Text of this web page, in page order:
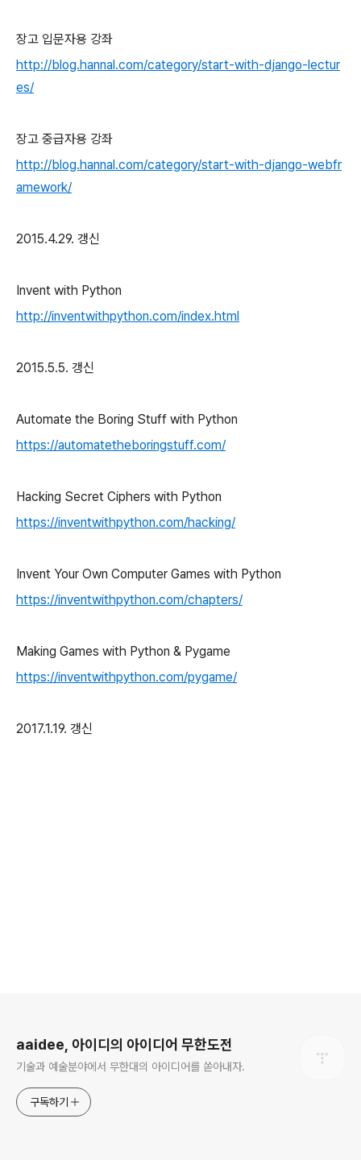
장고 입문자용 강좌
http://blog.hannal.com/category/start-with-django-lectur
es/
장고 중급자용 강좌
http://blog.hannal.com/category/start-with-django-webfr
amework/
2015.4.29. 갱신
Invent with Python
http://inventwithpython.com/index.html
2015.5.5. 갱신
Automate the Boring Stuff with Python
https://automatetheboringstuff.com/
Hacking Secret Ciphers with Python
https://inventwithpython.com/hacking/
Invent Your Own Computer Games with Python
https://inventwithpython.com/chapters/
Making Games with Python & Pygame
https://inventwithpython.com/pygame/
2017.1.19. 갱신
aaidee, 아이디의 아이디어 무한도전
기술과 예술분야에서 무한대의 아이디어를 쏟아내자.
구독하기